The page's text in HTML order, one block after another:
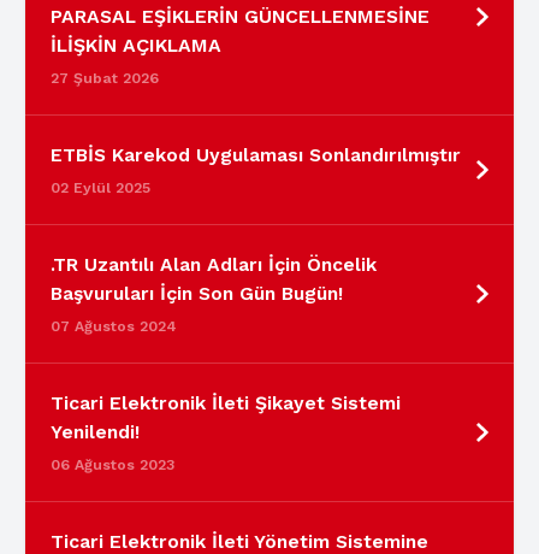
PARASAL EŞİKLERİN GÜNCELLENMESİNE
İLİŞKİN AÇIKLAMA
27 Şubat 2026
ETBİS Karekod Uygulaması Sonlandırılmıştır
02 Eylül 2025
.TR Uzantılı Alan Adları İçin Öncelik
Başvuruları İçin Son Gün Bugün!
07 Ağustos 2024
Ticari Elektronik İleti Şikayet Sistemi
Yenilendi!
06 Ağustos 2023
Ticari Elektronik İleti Yönetim Sistemine